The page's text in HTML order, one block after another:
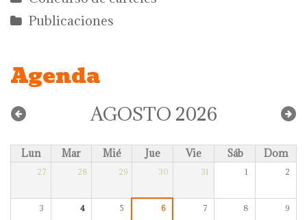
Publicaciones
Agenda
AGOSTO 2026
Lun Mar Mié Jue Vie Sáb Dom
27 28 29 30 31 1 2
3 4 5 6 7 8 9